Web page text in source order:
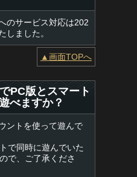
のサービス対応は202
しました。
▲画面TOPへ
PC版とスマート
べますか？
ントを使って遊んで
で同時に遊んでいた
で、ご了承くださ